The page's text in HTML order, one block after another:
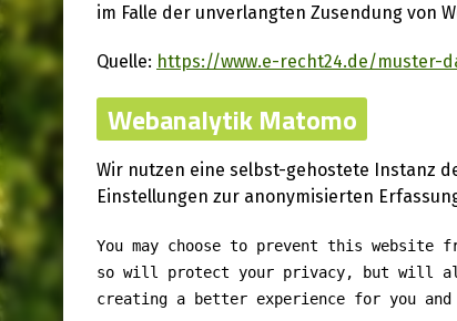
im Falle der unverlangten Zusendung von
Quelle: https://www.e-recht24.de/muster-
Webanalytik Matomo
Wir nutzen eine selbst-gehostete Instanz
Einstellungen zur anonymisierten
You may choose to prevent this website
so will protect your privacy, but will
creating a better experience for you